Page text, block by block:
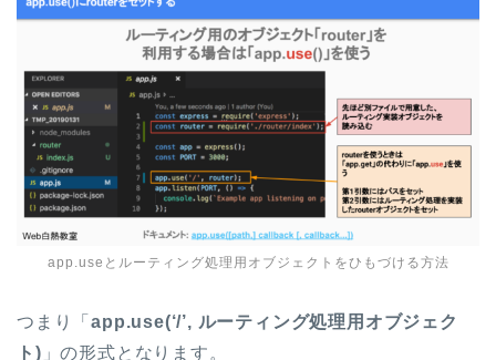
app.useとルーティング処理用オブジェクトをひもづける方法
つまり「app.use(‘/’, ルーティング処理用オブジェク
ト) 」の形式となります。